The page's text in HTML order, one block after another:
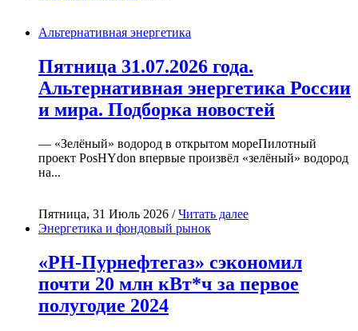
Альтернативная энергетика
Пятница 31.07.2026 года.
Альтернативная энергетика России
и мира. Подборка новостей
— «Зелёный» водород в открытом мореПилотный
проект PosHYdon впервые произвёл «зелёный» водород
на...
Пятница, 31 Июль 2026 /Читать далее
Энергетика и фондовый рынок
«РН-Пурнефтегаз» сэкономил
почти 20 млн кВт*ч за первое
полугодие 2024